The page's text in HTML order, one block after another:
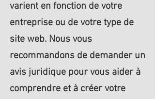
varient en fonction de votre
entreprise ou de votre type de
site web. Nous vous
recommandons de demander un
avis juridique pour vous aider à
comprendre et à créer votre